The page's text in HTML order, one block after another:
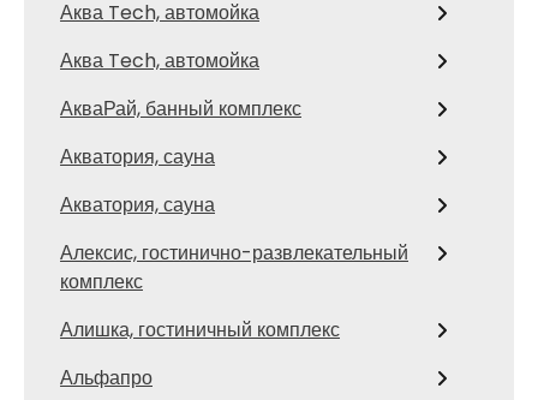
Аква Tech, автомойка
Аква Tech, автомойка
АкваРай, банный комплекс
Акватория, сауна
Акватория, сауна
Алексис, гостинично-развлекательный
комплекс
Алишка, гостиничный комплекс
Альфапро